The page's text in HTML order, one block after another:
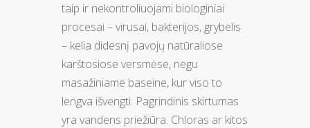
taip ir nekontroliuojami biologiniai
procesai – virusai, bakterijos, grybelis
– kelia didesnį pavojų natūraliose
karštosiose versmėse, negu
masažiniame baseine, kur viso to
lengva išvengti. Pagrindinis skirtumas
yra vandens priežiūra. Chloras ar kitos